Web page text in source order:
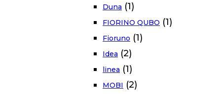
Duna (1)
FIORINO QUBO (1)
Fioruno (1)
Idea (2)
linea (1)
MOBI (2)